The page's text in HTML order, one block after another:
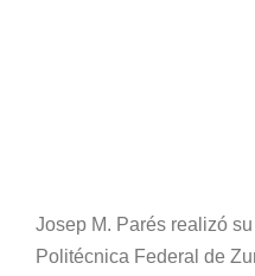
Josep M. Parés realizó
Politécnica Federal de